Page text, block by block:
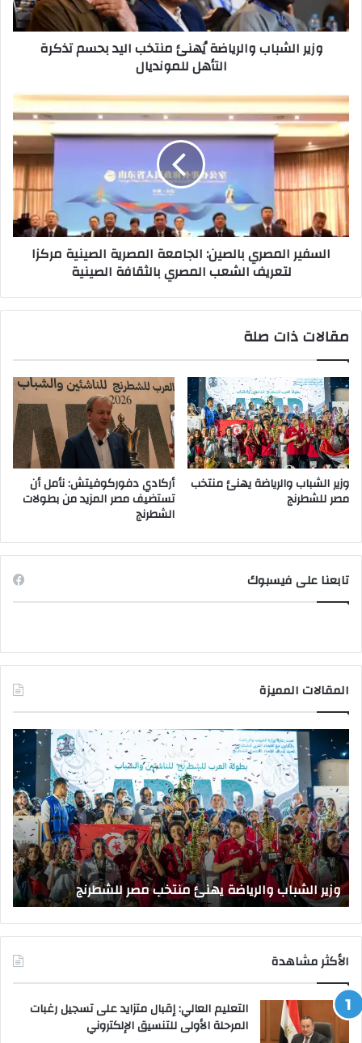
تذكرة
التأهل
للمونديالوزير الشباب والرياضة يُهنئ منتخب اليد بحسم تذكرة
التأهل للمونديال
السفير
المصري
بالصين:
الجامعة
المصرية
الصينية
مركزا
لتعريف
الشعب
المصري
السفير المصري بالصين: الجامعة المصرية الصينية مركزا
لتعريف الشعب المصري بالثقافة الصينية
مقالات ذات صلة
وزير الشباب والرياضة يهنئ منتخب
مصر للشطرنج
أركادي دفوركوفيتش: نأمل أن
تستضيف مصر المزيد من بطولات
الشطرنج
تابعنا على فيسبوك
المقالات المميزة
الشباب
والرياضة
يهنئ
منتخب
مصر
للشطرنج
وزير الشباب والرياضة يهنئ منتخب مصر للشطرنج
الأكثر مشاهدة
التعليم العالي: إقبال متزايد على تسجيل رغبات
المرحلة الأولى للتنسيق الإلكتروني